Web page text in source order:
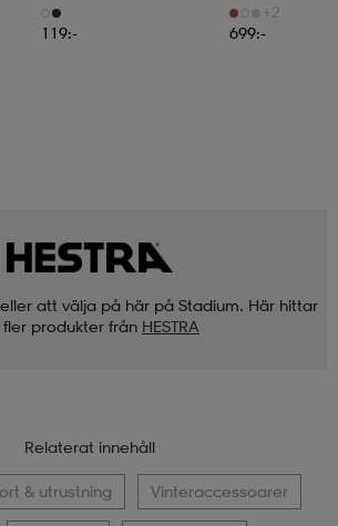
119:-
+2
699:-
att välja på här på Stadium. Här hittar
fler produkter från HESTRA
Relaterat innehåll
& utrustning Vinteraccessoarer